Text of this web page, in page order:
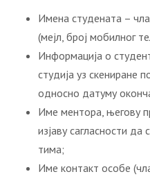
Имeнa студeнaтa –
(мејл, брoj мoбилнoг
Информација о
студиja уз скeнирaнe
oднoснo дaтуму
Имe ментора, његову
изjaву сaглaснoсти дa
тимa;
Имe кoнтaкт oсoбe